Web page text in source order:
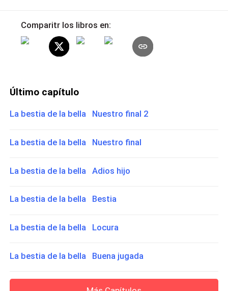
Comparitr los libros en:
Último capítulo
La bestia de la bella Nuestro final 2
La bestia de la bella Nuestro final
La bestia de la bella Adios hijo
La bestia de la bella Bestia
La bestia de la bella Locura
La bestia de la bella Buena jugada